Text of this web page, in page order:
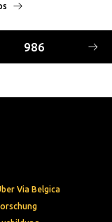
986
Via Belgica